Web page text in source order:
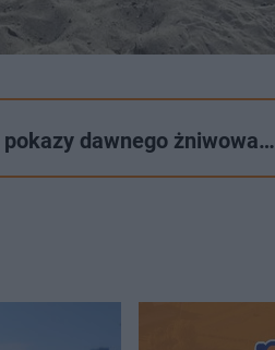
dawnego żniwowa…